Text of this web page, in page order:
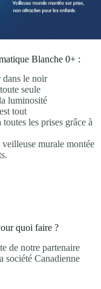
Blanche 0+ :
dans le noir
seule
luminosité
tout
les prises grâce à
murale montée
quoi faire ?
de notre partenaire
société Canadienne